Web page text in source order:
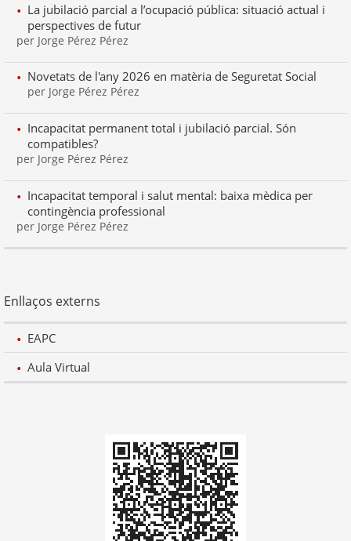
La jubilació parcial a l’ocupació pública: situació actual i
perspectives de futur
per Jorge Pérez Pérez
Novetats de l'any 2026 en matèria de Seguretat Social
per Jorge Pérez Pérez
Incapacitat permanent total i jubilació parcial. Són
compatibles?
per Jorge Pérez Pérez
Incapacitat temporal i salut mental: baixa mèdica per
contingència professional
per Jorge Pérez Pérez
Enllaços externs
EAPC
Aula Virtual